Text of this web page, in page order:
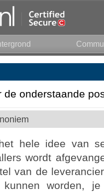
onderstaande
hele idee van
wordt
van de
kunnen worden,